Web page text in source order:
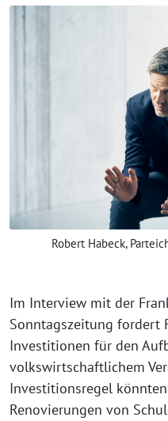
Robert Habeck,
Im Interview mit der
Sonntagszeitung fordert
Investitionen für den
volkswirtschaftlichem
Investitionsregel
Renovierungen von